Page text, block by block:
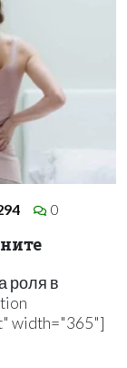
0
роля в
width="365"]